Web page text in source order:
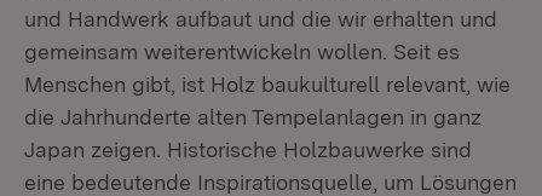
und Handwerk aufbaut und die wir erhalten und
gemeinsam weiterentwickeln wollen. Seit es
Menschen gibt, ist Holz baukulturell relevant, wie
die Jahrhunderte alten Tempelanlagen in ganz
Japan zeigen. Historische Holzbauwerke sind
eine bedeutende Inspirationsquelle, um Lösungen